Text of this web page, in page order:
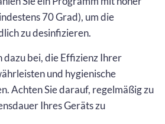
70 Grad), um die
zu desinfizieren.
dazu bei, die Effizienz Ihrer
und hygienische
Achten Sie darauf, regelmäßig zu
Ihres Geräts zu